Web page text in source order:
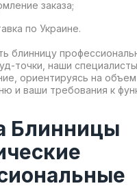
заказа;
по Украине.
блинницу
точки, наши
ориентируясь на объем
и ваши требования к
Блинницы